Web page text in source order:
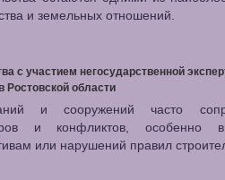
и земельных отношений.
с участием негосударственной
Ростовской области
и сооружений часто
и конфликтов, особенно
или нарушений правил